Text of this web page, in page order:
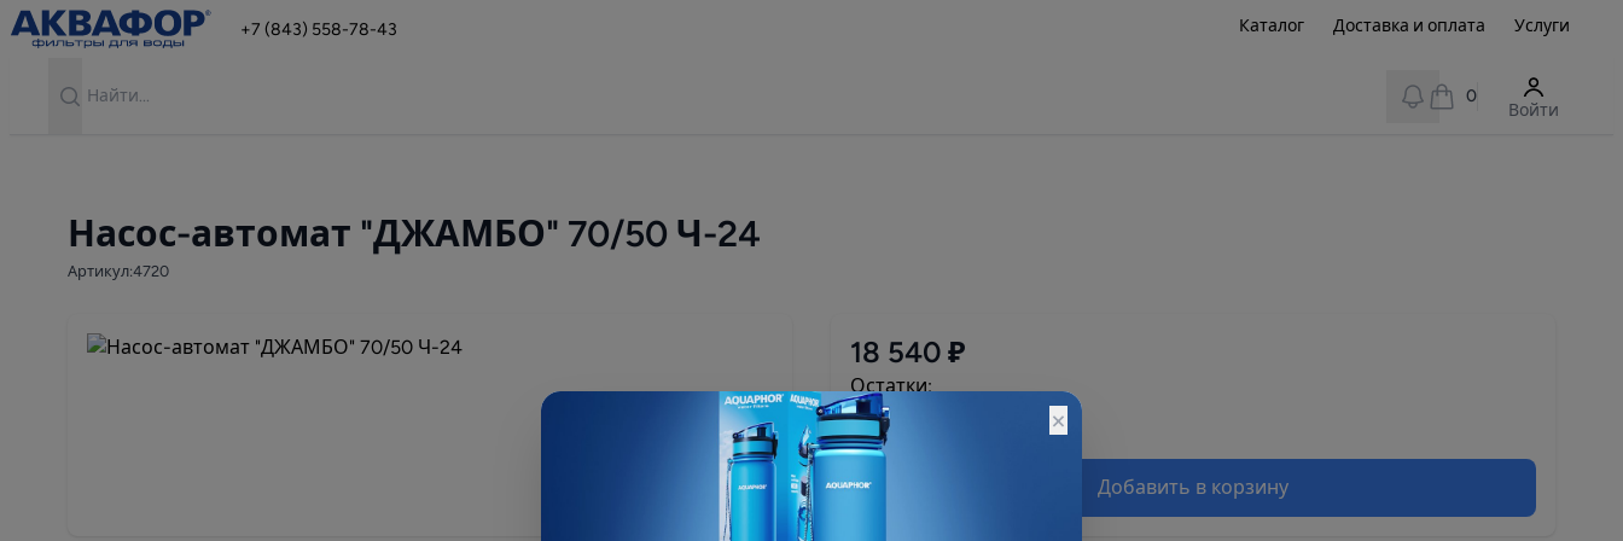
+7 (843) 558-78-43 Каталог Доставка и оплата Услуги
View notifications
0
Войти
Насос-автомат "ДЖАМБО" 70/50 Ч-24
Артикул:4720
18 540 ₽
Остатки:
Основной склад: 1
Добавить в корзину
×